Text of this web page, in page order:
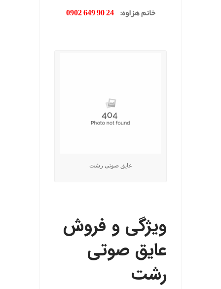
خانم هزاوه:
24 90 649 0902
عایق صوتی رشت
ویژگی و فروش
عایق صوتی
رشت